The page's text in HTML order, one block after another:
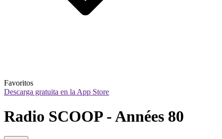
Favoritos
Descarga gratuita en la App Store
Radio SCOOP - Années 80